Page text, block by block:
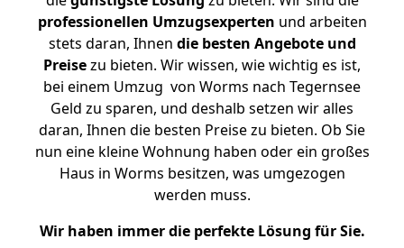
professionellen Umzugsexperten und arbeiten
stets daran, Ihnen die besten Angebote und
Preisezu bieten. Wir wissen, wie wichtig es ist,
bei einem Umzug von Worms nach Tegernsee
Geld zu sparen, und deshalb setzen wir alles
daran, Ihnen die besten Preise zu bieten. Ob Sie
nun eine kleine Wohnung haben oder ein großes
Haus in Worms besitzen, was umgezogen
werden muss.
Wir haben immer die perfekte Lösung für Sie.